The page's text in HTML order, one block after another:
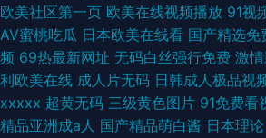
欧美社区第一页 欧美在线视频播放 91视
AV蜜桃吃瓜 日本欧美在线看 国产精选免
频 69热最新网址 无码白丝强行免费 激
利欧美在线 成人片无码 日韩成人极品视
xxxxx 超黄无码 三级黄色图片 91免费看
精品亚洲成a人 国产精品萌白酱 日本理论